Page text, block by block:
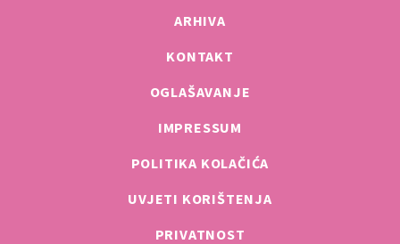
ARHIVA
KONTAKT
OGLAŠAVANJE
IMPRESSUM
POLITIKA KOLAČIĆA
UVJETI KORIŠTENJA
PRIVATNOST